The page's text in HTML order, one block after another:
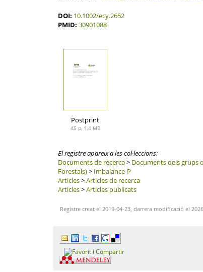
DOI: 10.1002/ecy.2652
PMID: 30901088
Postprint
45 p, 1.4 MB
El registre apareix a les col·leccions:
Documents de recerca> Documents dels grups
Forestals)> Imbalance-P
Articles>Articles de recerca
Articles>Articles publicats
Registre creat el 2019-04-23, darrera modificació el